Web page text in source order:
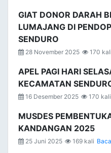
GIAT DONOR DARAH
LUMAJANG DI
SENDURO
28 November 2025 170 kali
APEL PAGI HARI
KECAMATAN
16 Desember 2025 170 kali
MUSDES
KANDANGAN 2025
25 Juni 2025 169 kali